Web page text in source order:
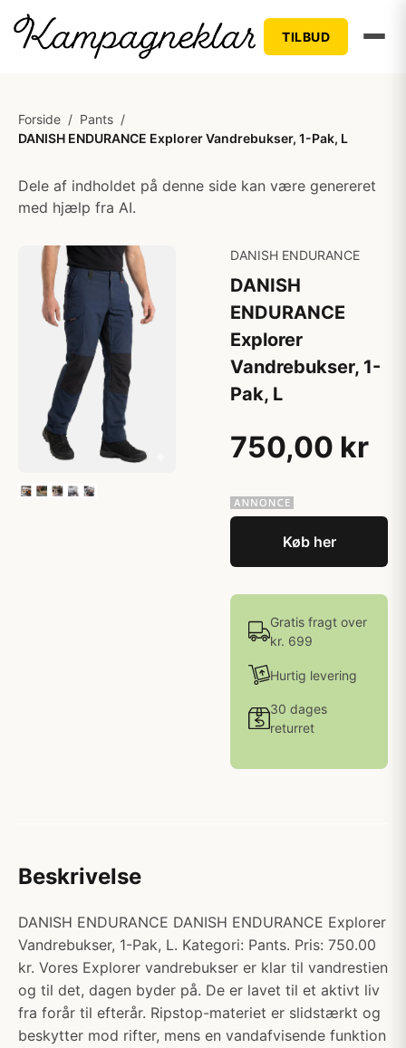
TILBUD
Forside / Pants /
DANISH ENDURANCE Explorer Vandrebukser, 1-Pak, L
Dele af indholdet på denne side kan være genereret
med hjælp fra AI.
DANISH ENDURANCE
DANISH
ENDURANCE
Explorer
Vandrebukser, 1-
Pak, L
750,00 kr
Køb her
Gratis fragt over
kr. 699
Hurtig levering
30 dages
returret
Beskrivelse
DANISH ENDURANCE DANISH ENDURANCE Explorer
Vandrebukser, 1-Pak, L. Kategori: Pants. Pris: 750.00
kr. Vores Explorer vandrebukser er klar til vandrestien
og til det, dagen byder på. De er lavet til et aktivt liv
fra forår til efterår. Ripstop-materiet er slidstærkt og
beskytter mod rifter, mens en vandafvisende funktion